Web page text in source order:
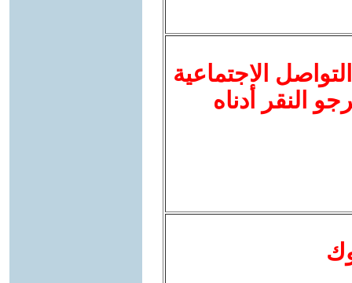
الاجتماعية
النقر أدناه